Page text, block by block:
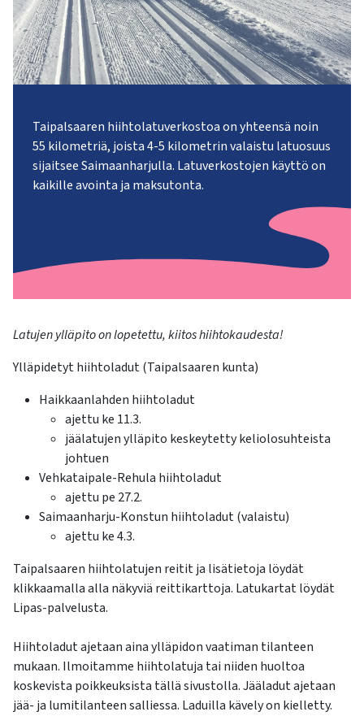
kosketus-
ja
pyyhkäisyliikkeitä.
Taipalsaaren hiihtolatuverkostoa on yhteensä noin
55 kilometriä, joista 4-5 kilometrin valaistu latuosuus
sijaitsee Saimaanharjulla. Latuverkostojen käyttö on
kaikille avointa ja maksutonta.
Latujen ylläpito on lopetettu, kiitos hiihtokaudesta!
Ylläpidetyt hiihtoladut (Taipalsaaren kunta)
Haikkaanlahden hiihtoladut
ajettu ke 11.3.
jäälatujen ylläpito keskeytetty keliolosuhteista
johtuen
Vehkataipale-Rehula hiihtoladut
ajettu pe 27.2.
Saimaanharju-Konstun hiihtoladut (valaistu)
ajettu ke 4.3.
Taipalsaaren hiihtolatujen reitit ja lisätietoja löydät
klikkaamalla alla näkyviä reittikarttoja. Latukartat löydät
Lipas-palvelusta.
Hiihtoladut ajetaan aina ylläpidon vaatiman tilanteen
mukaan. Ilmoitamme hiihtolatuja tai niiden huoltoa
koskevista poikkeuksista tällä sivustolla. Jääladut ajetaan
jää- ja lumitilanteen salliessa. Laduilla kävely on kielletty.